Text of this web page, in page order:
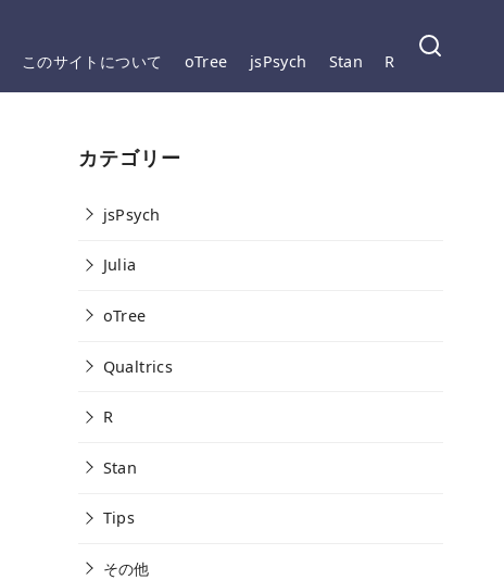
このサイトについて oTree jsPsych Stan R
カテゴリー
jsPsych
Julia
oTree
Qualtrics
R
Stan
Tips
その他